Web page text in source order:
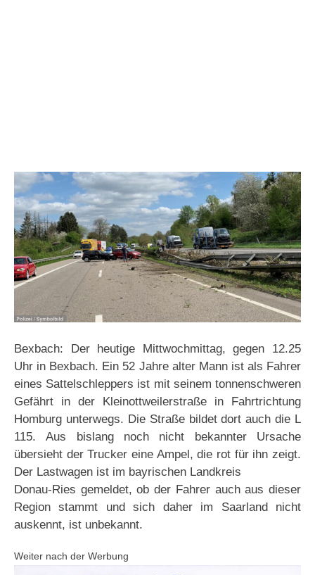
Bexbach: Der heutige Mittwochmittag, gegen 12.25
Uhr in Bexbach. Ein 52 Jahre alter Mann ist als Fahrer
eines Sattelschleppers ist mit seinem tonnenschweren
Gefährt in der Kleinottweilerstraße in Fahrtrichtung
Homburg unterwegs. Die Straße bildet dort auch die L
115. Aus bislang noch nicht bekannter Ursache
übersieht der Trucker eine Ampel, die rot für ihn zeigt.
Der Lastwagen ist im bayrischen Landkreis
Donau-Ries gemeldet, ob der Fahrer auch aus dieser
Region stammt und sich daher im Saarland nicht
auskennt, ist unbekannt.
Weiter nach der Werbung